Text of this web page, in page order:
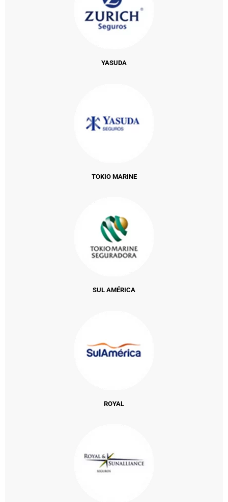
YASUDA
TOKIO MARINE
SUL AMÉRICA
ROYAL